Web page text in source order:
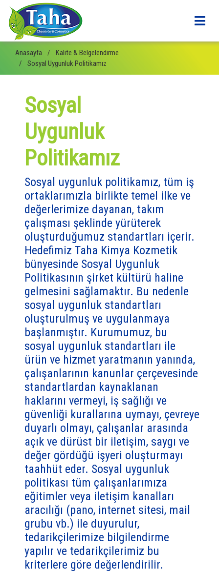
Anasayfa
Kalite & Belgelendirme
Sosyal Uygunluk Politikamız
Sosyal
Uygunluk
Politikamız
Sosyal uygunluk politikamız, tüm iş
ortaklarımızla birlikte temel ilke ve
değerlerimize dayanan, takım
çalışması şeklinde yürüterek
oluşturduğumuz standartları içerir.
Hedefimiz Taha Kimya Kozmetik
bünyesinde Sosyal Uygunluk
Politikasının şirket kültürü haline
gelmesini sağlamaktır. Bu nedenle
sosyal uygunluk standartları
oluşturulmuş ve uygulanmaya
başlanmıştır. Kurumumuz, bu
sosyal uygunluk standartları ile
ürün ve hizmet yaratmanın yanında,
çalışanlarının kanunlar çerçevesinde
standartlardan kaynaklanan
haklarını vermeyi, iş sağlığı ve
güvenliği kurallarına uymayı, çevreye
duyarlı olmayı, çalışanlar arasında
açık ve dürüst bir iletişim, saygı ve
değer gördüğü işyeri oluşturmayı
taahhüt eder. Sosyal uygunluk
politikası tüm çalışanlarımıza
eğitimler veya iletişim kanalları
aracılığı (pano, internet sitesi, mail
grubu vb.) ile duyurulur,
tedarikçilerimize bilgilendirme
yapılır ve tedarikçilerimiz bu
kriterlere göre değerlendirilir.